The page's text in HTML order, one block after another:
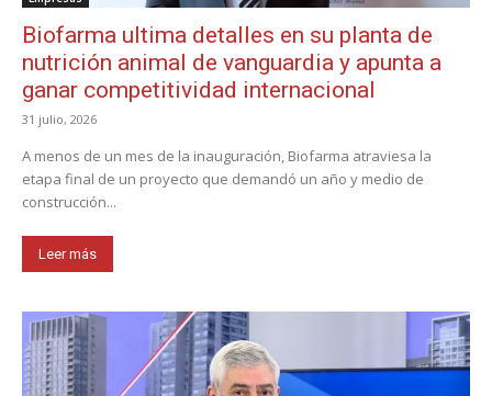
Biofarma ultima detalles en su planta de
nutrición animal de vanguardia y apunta a
ganar competitividad internacional
31 julio, 2026
A menos de un mes de la inauguración, Biofarma atraviesa la
etapa final de un proyecto que demandó un año y medio de
construcción...
Leer más